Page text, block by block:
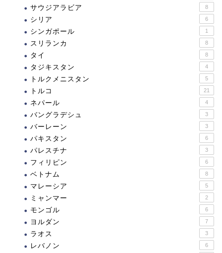
サウジアラビア 8
シリア 6
シンガポール 1
スリランカ 8
タイ 8
タジキスタン 4
トルクメニスタン 5
トルコ 21
ネパール 4
バングラデシュ 3
バーレーン 3
パキスタン 6
パレスチナ 3
フィリピン 6
ベトナム 8
マレーシア 5
ミャンマー 2
モンゴル 6
ヨルダン 7
ラオス 3
レバノン 6